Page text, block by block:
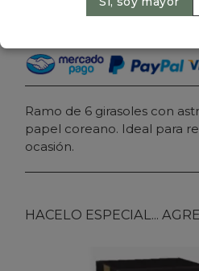
Ramo de 6 girasoles con
papel coreano. Ideal para
ocasión.
HACELO ESPECIAL...